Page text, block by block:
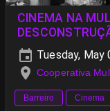
CINEMA NA
Tuesday, May
Cooperativa
Barreiro Cinema